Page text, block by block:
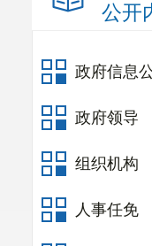
公开
政府信息
政府领导
组织机构
人事任免